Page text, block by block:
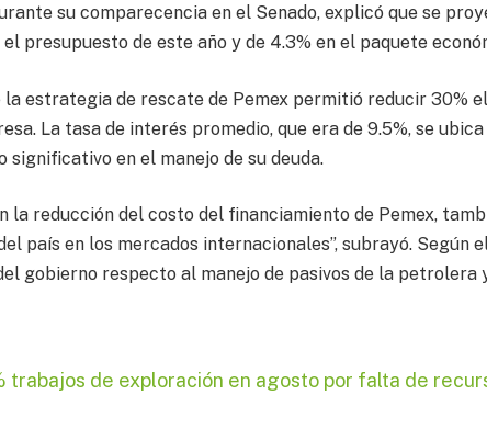
su comparecencia en el Senado, explicó que se
presupuesto de este año y de 4.3% en el paquete
estrategia de rescate de Pemex permitió reducir 30%
La tasa de interés promedio, que era de 9.5%, se ubica
significativo en el manejo de su deuda.
la reducción del costo del financiamiento de Pemex,
país en los mercados internacionales”, subrayó. Según
gobierno respecto al manejo de pasivos de la petrolera
trabajos de exploración en agosto por falta de